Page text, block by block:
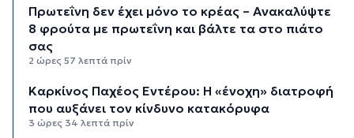
Πρωτεΐνη δεν έχει μόνο το κρέας – Ανακαλύψτε
8 φρούτα με πρωτεΐνη και βάλτε τα στο πιάτο
σας
2 ώρες 57 λεπτά πρίν
Καρκίνος Παχέος Εντέρου: Η «ένοχη» διατροφή
που αυξάνει τον κίνδυνο κατακόρυφα
3 ώρες 34 λεπτά πρίν